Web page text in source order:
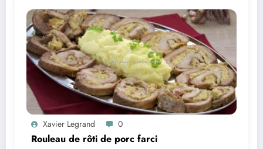
Xavier Legrand 0
Rouleau de rôti de porc farci